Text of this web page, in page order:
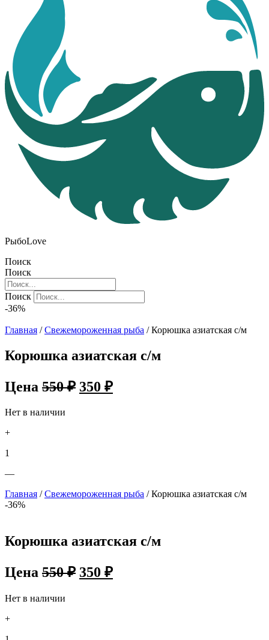
РыбоLove
Поиск
Поиск
Поиск
-36%
Главная /Свежемороженная рыба / Корюшка азиатская с/м
Корюшка азиатская с/м
Цена 550₽ Первоначальная
цена
350 ₽Текущая
цена:
Нет в наличии
+
1
—
Главная /Свежемороженная рыба / Корюшка азиатская с/м
-36%
Корюшка азиатская с/м
Цена 550₽ Первоначальная
350 ₽Текущая
Нет в наличии
+